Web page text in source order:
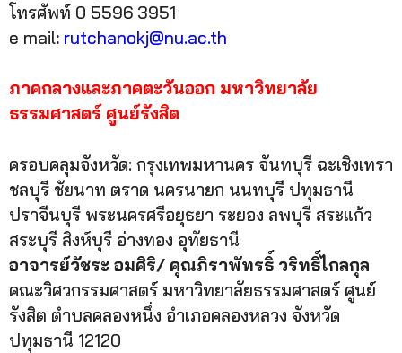
โทรศัพท์ 0 5596 3951
e mail: rutchanokj@nu.ac.th
ภาคกลางและภาคตะวันออก มหาวิทยาลัย
ธรรมศาสตร์ ศูนย์รังสิต
ครอบคลุมจังหวัด: กรุงเทพมหานคร จันทบุรี ฉะเชิงเทรา
ชลบุรี ชัยนาท ตราด นครนายก นนทบุรี ปทุมธานี
ปราจีนบุรี พระนครศรีอยุธยา ระยอง ลพบุรี สระแก้ว
สระบุรี สิงห์บุรี อ่างทอง อุทัยธานี
อาจารย์วัชระ อมศิริ/ คุณภิราพัทรธิ์ วริทธิ์ไกลกุล
คณะวิศวกรรมศาสตร์ มหาวิทยาลัยธรรมศาสตร์ ศูนย์
รังสิต ตำบลคลองหนึ่ง อำเภอคลองหลวง จังหวัด
ปทุมธานี 12120